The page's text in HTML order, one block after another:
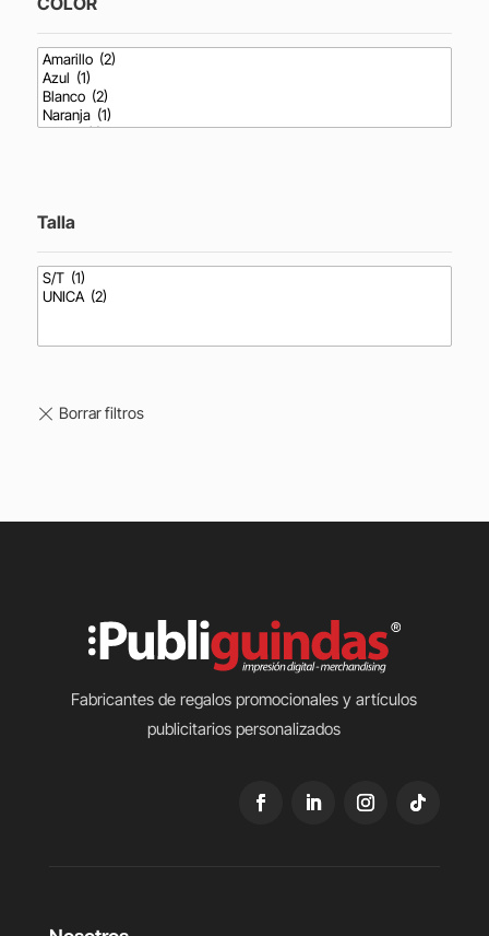
Talla
Fabricantes de regalos promocionales y artículos
publicitarios personalizados